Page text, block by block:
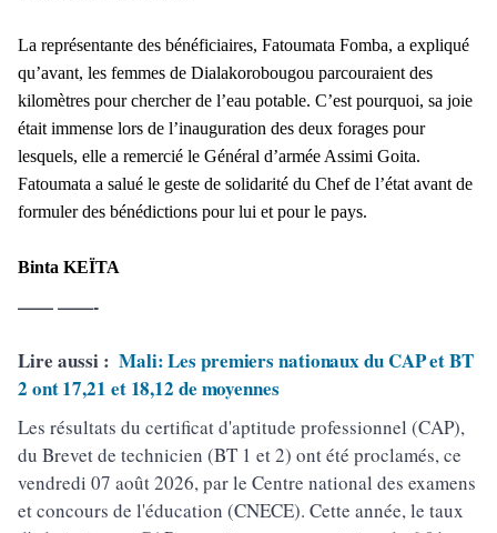
La représentante des bénéficiaires, Fatoumata Fomba, a expliqué
qu’avant, les femmes de Dialakorobougou parcouraient des
kilomètres pour chercher de l’eau potable. C’est pourquoi, sa joie
était immense lors de l’inauguration des deux forages pour
lesquels, elle a remercié le Général d’armée Assimi Goita.
Fatoumata a salué le geste de solidarité du Chef de l’état avant de
formuler des bénédictions pour lui et pour le pays.
Binta KEÏTA
—— ——-
Lire aussi : Mali: Les premiers nationaux du CAP et BT
2 ont 17,21 et 18,12 de moyennes
Les résultats du certificat d'aptitude professionnel (CAP),
du Brevet de technicien (BT 1 et 2) ont été proclamés, ce
vendredi 07 août 2026, par le Centre national des examens
et concours de l'éducation (CNECE). Cette année, le taux